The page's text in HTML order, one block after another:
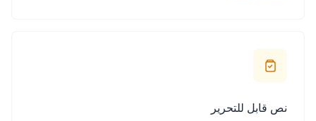
نص قابل للتحرير